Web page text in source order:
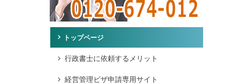
トップページ
行政書士に依頼するメリット
経営管理ビザ申請専用サイト